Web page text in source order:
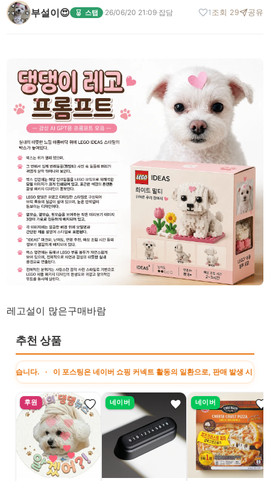
부설이😍 스탭 ·26/06/20 21:09·잡담 1 조회 29 공유
레고설이 많은구매바람
추천 상품
. · 이 포스팅은 네이버 쇼핑 커넥트 활동의 일환으로, 판매 발생 시 수수료
후원 네이버 네이버